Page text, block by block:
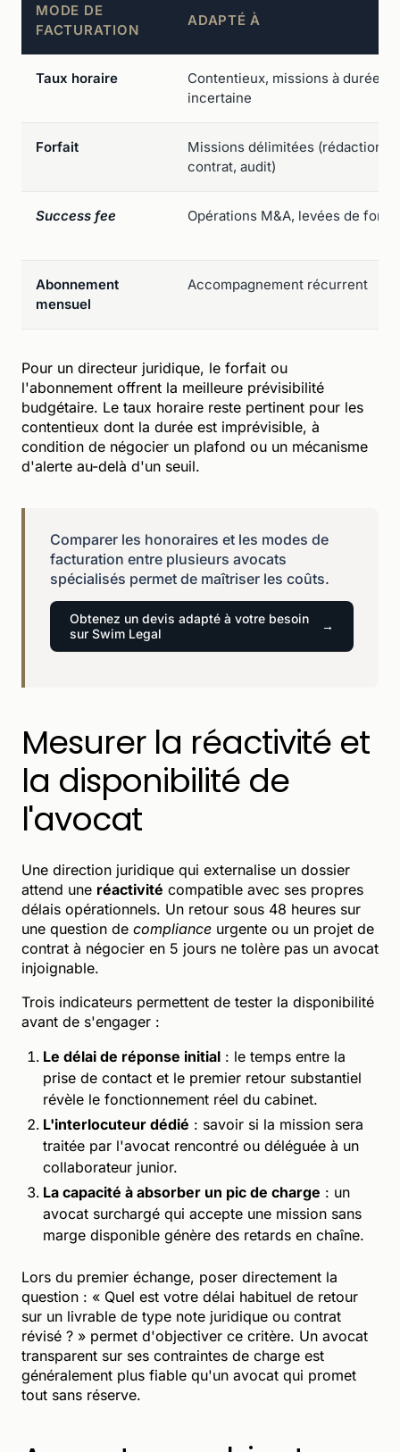
MODE DE
FACTURATION
ADAPTÉ À
Taux horaire
Contentieux, missions à durée
incertaine
Forfait
Missions délimitées (rédaction
contrat, audit)
Success fee Opérations M&A, levées de fonds
Abonnement
mensuel
Accompagnement récurrent
Pour un directeur juridique, le forfait ou
l'abonnement offrent la meilleure prévisibilité
budgétaire. Le taux horaire reste pertinent pour les
contentieux dont la durée est imprévisible, à
condition de négocier un plafond ou un mécanisme
d'alerte au-delà d'un seuil.
Comparer les honoraires et les modes de
facturation entre plusieurs avocats
spécialisés permet de maîtriser les coûts.
Obtenez un devis adapté à votre besoin
sur Swim Legal
Mesurer la réactivité et
la disponibilité de
l'avocat
Une direction juridique qui externalise un dossier
attend une réactivité compatible avec ses propres
délais opérationnels. Un retour sous 48 heures sur
une question de compliance urgente ou un projet de
contrat à négocier en 5 jours ne tolère pas un avocat
injoignable.
Trois indicateurs permettent de tester la disponibilité
avant de s'engager :
Le délai de réponse initial : le temps entre la
prise de contact et le premier retour substantiel
révèle le fonctionnement réel du cabinet.
L'interlocuteur dédié : savoir si la mission sera
traitée par l'avocat rencontré ou déléguée à un
collaborateur junior.
La capacité à absorber un pic de charge : un
avocat surchargé qui accepte une mission sans
marge disponible génère des retards en chaîne.
Lors du premier échange, poser directement la
question : « Quel est votre délai habituel de retour
sur un livrable de type note juridique ou contrat
révisé ? » permet d'objectiver ce critère. Un avocat
transparent sur ses contraintes de charge est
généralement plus fiable qu'un avocat qui promet
tout sans réserve.